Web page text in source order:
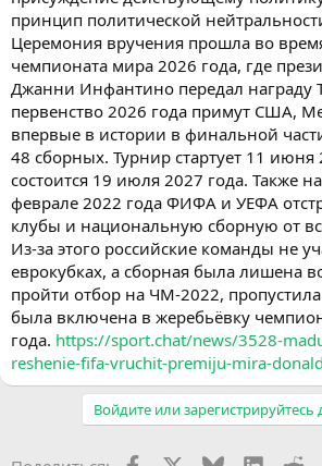
принцип политической
Церемония вручения прошла во
чемпионата мира 2026 года, где
Джанни Инфантино передал награду
первенство 2026 года примут США,
впервые в истории в финальной
48 сборных. Турнир стартует 11 июня
состоится 19 июля 2027 года. Также
феврале 2022 года ФИФА и УЕФА
клубы и национальную сборную от
Из-за этого российские команды не
еврокубках, а сборная была лишена
пройти отбор на ЧМ-2022,
была включена в жеребьёвку
года. https://sport.chat/news/3528-
reshenie-fifa-vruchit-premiju-mira-
Войдите или зарегистрируйтесь